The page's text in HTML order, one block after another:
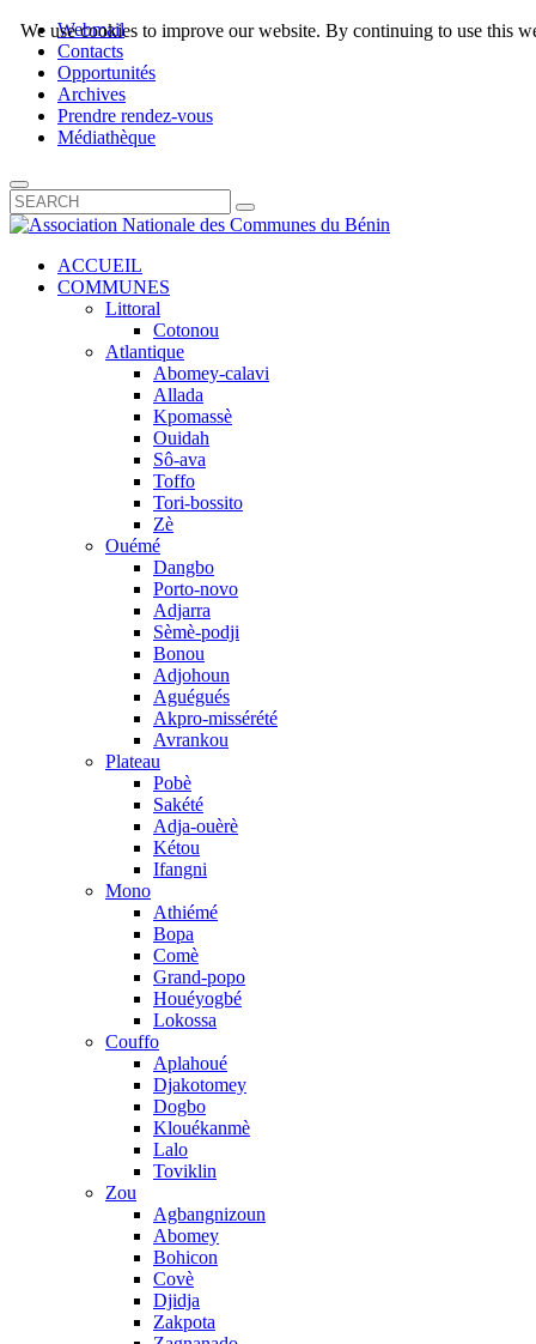
Webmail
Contacts
Opportunités
Archives
Prendre rendez-vous
Médiathèque
ACCUEIL
COMMUNES
Littoral
Cotonou
Atlantique
Abomey-calavi
Allada
Kpomassè
Ouidah
Sô-ava
Toffo
Tori-bossito
Zè
Ouémé
Dangbo
Porto-novo
Adjarra
Sèmè-podji
Bonou
Adjohoun
Aguégués
Akpro-missérété
Avrankou
Plateau
Pobè
Sakété
Adja-ouèrè
Kétou
Ifangni
Mono
Athiémé
Bopa
Comè
Grand-popo
Houéyogbé
Lokossa
Couffo
Aplahoué
Djakotomey
Dogbo
Klouékanmè
Lalo
Toviklin
Zou
Agbangnizoun
Abomey
Bohicon
Covè
Djidja
Zakpota
We use cookies to improve our website. By continuing to use this